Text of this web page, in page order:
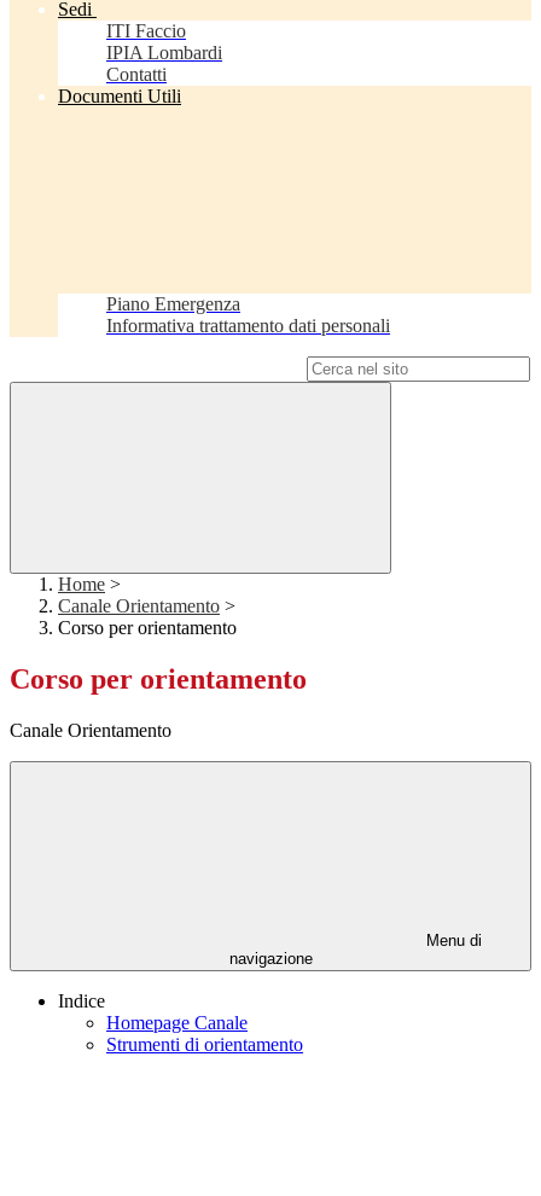
Sedi
ITI Faccio
IPIA Lombardi
Contatti
Documenti Utili
Piano Emergenza
Informativa trattamento dati personali
Home >
Canale Orientamento >
Corso per orientamento
Corso per orientamento
Canale Orientamento
Menu di
navigazione
Indice
Homepage Canale
Strumenti di orientamento